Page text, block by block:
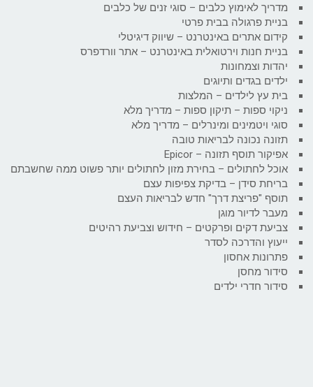
מדריך לאימוץ כלבים – סוגי זנים של כלבים
בניית פרגולה בבית פרטי
קידום אתרים באינטרנט – שיווק דיגיטלי
בניית חנות וירטואלית באינטרנט – אתר וורדפרס
יהדות וצמחונות
ילדים בגדים ותיוגים
בית עץ לילדים – המלצות
ניקוי ספות – תיקון ספות – מדריך מלא
סוגי ויטמינים ומינרלים – מדריך מלא
תזונה נכונה לבריאות טובה
אפיקור תוסף תזונה – Epicor
אוכל לחתולים – בחירת מזון לחתולים יותר פשוט ממה שחשבתם
בריחת סידן – בדיקת צפיפות עצם
תוסף "פריצת דרך" חדש לבריאות העצם
מעבר לדיור מוגן
צביעת דקים ופרקטים – חידוש וצביעת רהיטים
ייעוץ והדרכה לסדר
פתרונות אחסון
סידור מחסן
סידור חדרי ילדים